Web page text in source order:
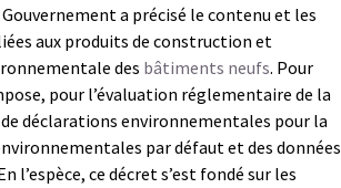
a précisé le contenu et les
aux produits de construction et
des bâtiments neufs. Pour
pour l’évaluation réglementaire de la
déclarations environnementales pour la
par défaut et des données
ce décret s’est fondé sur les